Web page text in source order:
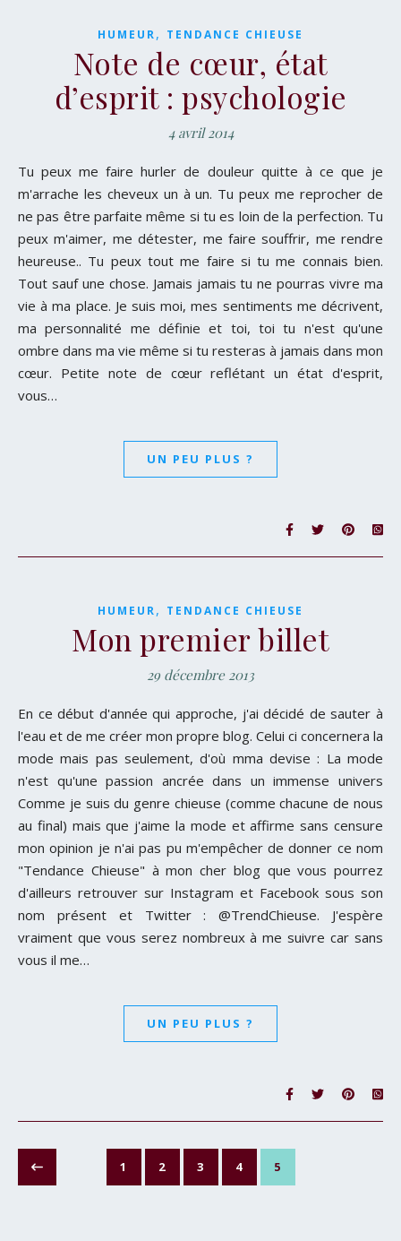
HUMEUR, TENDANCE CHIEUSE
Note de cœur, état
d’esprit : psychologie
4 avril 2014
Tu peux me faire hurler de douleur quitte à ce que je
m'arrache les cheveux un à un. Tu peux me reprocher de
ne pas être parfaite même si tu es loin de la perfection. Tu
peux m'aimer, me détester, me faire souffrir, me rendre
heureuse.. Tu peux tout me faire si tu me connais bien.
Tout sauf une chose. Jamais jamais tu ne pourras vivre ma
vie à ma place. Je suis moi, mes sentiments me décrivent,
ma personnalité me définie et toi, toi tu n'est qu'une
ombre dans ma vie même si tu resteras à jamais dans mon
cœur. Petite note de cœur reflétant un état d'esprit,
vous…
UN PEU PLUS ?
HUMEUR, TENDANCE CHIEUSE
Mon premier billet
29 décembre 2013
En ce début d'année qui approche, j'ai décidé de sauter à
l'eau et de me créer mon propre blog. Celui ci concernera la
mode mais pas seulement, d'où mma devise : La mode
n'est qu'une passion ancrée dans un immense univers
Comme je suis du genre chieuse (comme chacune de nous
au final) mais que j'aime la mode et affirme sans censure
mon opinion je n'ai pas pu m'empêcher de donner ce nom
"Tendance Chieuse" à mon cher blog que vous pourrez
d'ailleurs retrouver sur Instagram et Facebook sous son
nom présent et Twitter : @TrendChieuse. J'espère
vraiment que vous serez nombreux à me suivre car sans
vous il me…
UN PEU PLUS ?
1 2 3 4 5